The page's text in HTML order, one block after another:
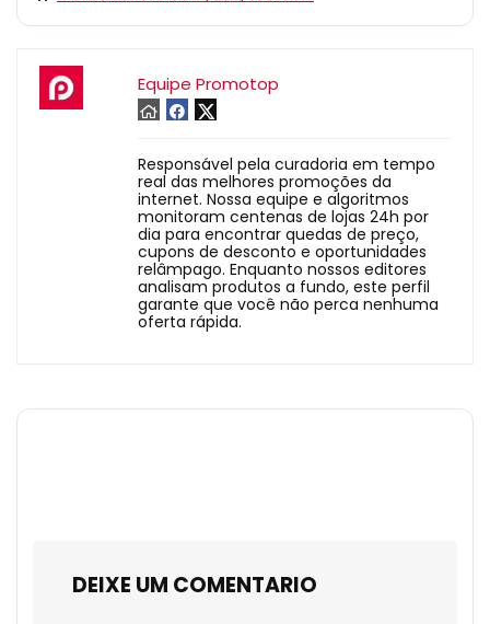
Equipe Promotop
Responsável pela curadoria em tempo
real das melhores promoções da
internet. Nossa equipe e algoritmos
monitoram centenas de lojas 24h por
dia para encontrar quedas de preço,
cupons de desconto e oportunidades
relâmpago. Enquanto nossos editores
analisam produtos a fundo, este perfil
garante que você não perca nenhuma
oferta rápida.
DEIXE UM COMENTARIO